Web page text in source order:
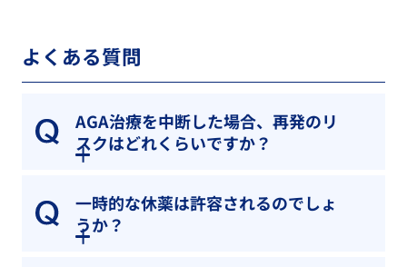
よくある質問
AGA治療を中断した場合、再発のリ
スクはどれくらいですか？
一時的な休薬は許容されるのでしょ
うか？